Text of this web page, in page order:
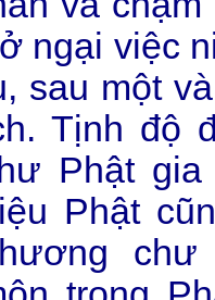
ngại việc
sau một
Tịnh độ
Phật
Phật
chư